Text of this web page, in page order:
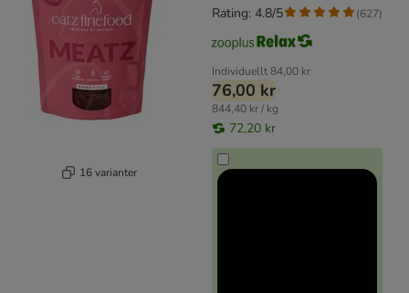
16 varianter
Individuellt84,00 kr
76,00 kr
844,40 kr / kg
72,20 kr
Rating: 4.8/5 (627)